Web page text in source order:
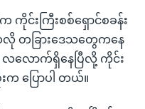
င်းကြီးစစ်ရှောင်စခန်း
လို တခြားဒေသတွေကနေ
လောက်ရှိနေပြီလို့ ကိုင်း
က ပြောပါ တယ်။